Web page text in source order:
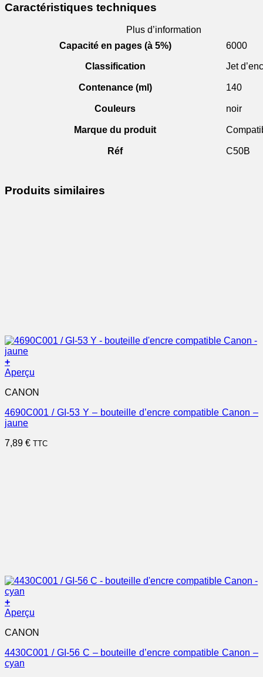
Caractéristiques techniques
Plus d’information
Capacité en pages (à 5%)
6000
Classification Jet
Contenance (ml) 140
Couleurs noir
Marque du produit
Réf C50B
Produits similaires
+
Aperçu
CANON
4690C001 / GI-53 Y – bouteille d’encre compatible Canon –
jaune
7,89 € TTC
+
Aperçu
CANON
4430C001 / GI-56 C – bouteille d’encre compatible Canon –
cyan